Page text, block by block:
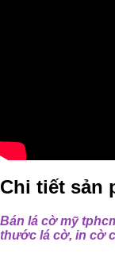
Chi tiết sản
Bán lá cờ mỹ
thước lá cờ, in cờ